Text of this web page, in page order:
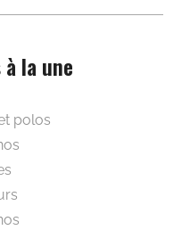
la une
polos